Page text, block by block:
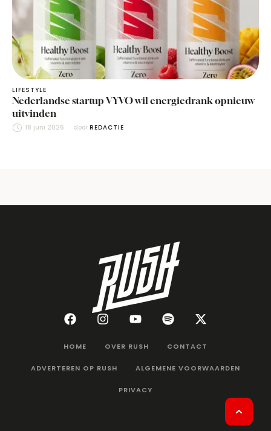
LIFESTYLE
Nederlandse startup VYVO wil energiedrank opnieuw
uitvinden
18 juni 2026 door REDACTIE
HOME OVER RUSH CONTACT
ADVERTEREN OP RUSH ALGEMENE VOORWAARDEN
PRIVACY